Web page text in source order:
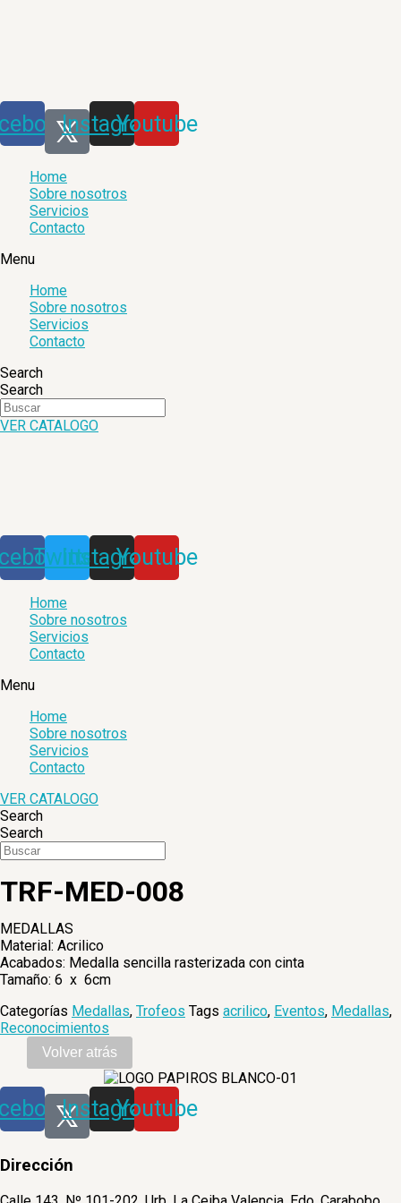
Instagram
Youtube
Home
Sobre nosotros
Servicios
Contacto
Menu
Home
Sobre nosotros
Servicios
Contacto
Search
Search
VER CATALOGO
TwitterInstagram
Youtube
Home
Sobre nosotros
Servicios
Contacto
Menu
Home
Sobre nosotros
Servicios
Contacto
VER CATALOGO
Search
Search
TRF-MED-008
MEDALLAS
Material: Acrilico
Acabados: Medalla sencilla rasterizada con cinta
Tamaño: 6 x 6cm
Categorías Medallas, Trofeos Tags acrilico, Eventos, Medallas,
Reconocimientos
Instagram
Youtube
Dirección